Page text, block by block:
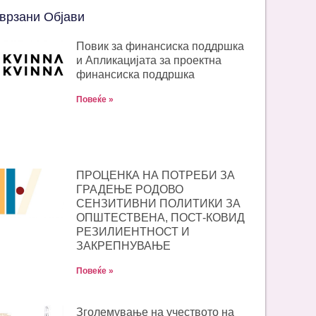
Објави
Повик за финансиска поддршка
и Апликацијата за проектна
финансиска поддршка
Повеќе »
ПРОЦЕНКА НА ПОТРЕБИ ЗА
ГРАДЕЊЕ РОДОВО
СЕНЗИТИВНИ ПОЛИТИКИ ЗА
ОПШТЕСТВЕНА, ПОСТ-КОВИД
РЕЗИЛИЕНТНОСТ И
ЗАКРЕПНУВАЊЕ
Повеќе »
Зголемување на учеството на